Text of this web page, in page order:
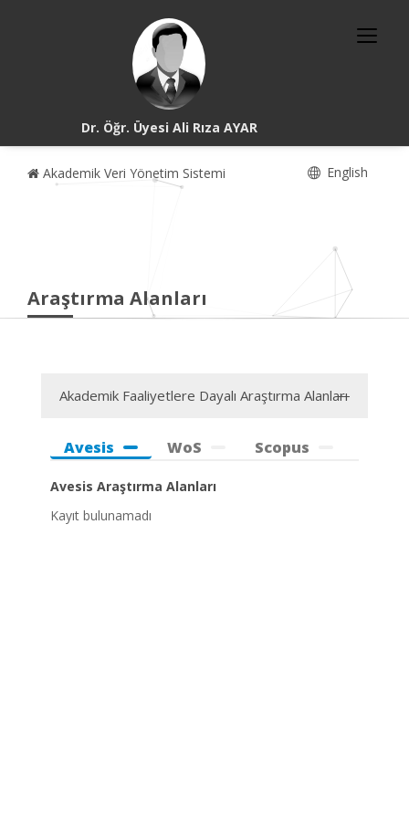
Dr. Öğr. Üyesi Ali Rıza AYAR
Akademik Veri Yönetim Sistemi English
Araştırma Alanları
Akademik Faaliyetlere Dayalı Araştırma Alanları
Avesis WoS Scopus
Avesis Araştırma Alanları
Kayıt bulunamadı